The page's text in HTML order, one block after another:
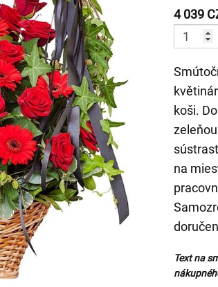
4 039
koši.
na
Text na